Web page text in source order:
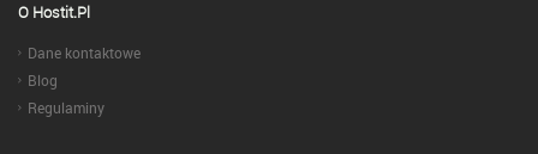
O Hostit.pl
Dane kontaktowe
Blog
Regulaminy